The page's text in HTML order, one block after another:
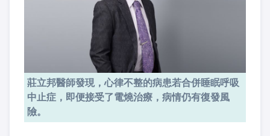
莊立邦醫師發現，心律不整的病患若合併睡眠呼吸
中止症，即便接受了電燒治療，病情仍有復發風
險。